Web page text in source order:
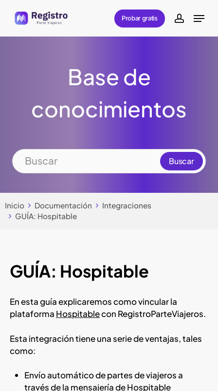
main
Probar gratis account
Menu
Base de
conocimientos
Inicio Documentación
Integraciones
GUÍA: Hospitable
GUÍA: Hospitable
En esta guía explicaremos como vincular la
plataforma Hospitablecon RegistroParteViajeros.
Esta integración tiene una serie de ventajas, tales
como:
Envío automático de partes de viajeros a
través de la mensajería de Hospitable